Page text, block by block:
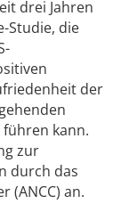
drei Jahren
Studie, die
der
kann.
zur
durch das
(ANCC) an.